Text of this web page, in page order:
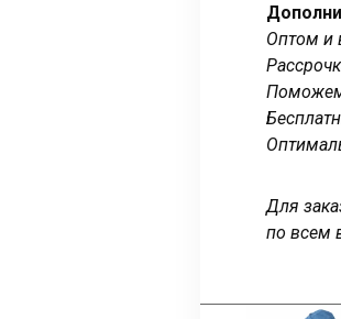
Оптом и
Поможем
Для
по всем